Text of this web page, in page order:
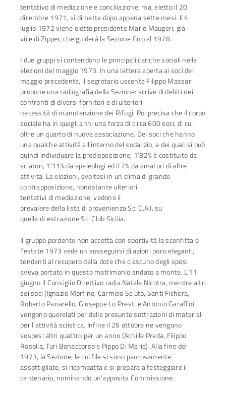
tentativo di mediazione e conciliazione, ma, eletto il 20
dicembre 1971, si dimette dopo appena sette mesi. Il 4
luglio 1972 viene eletto presidente Mario Maugeri, già
vice di Zipper, che guiderà la Sezione fino al 1978.
I due gruppi si contendono le principali cariche sociali nelle
elezioni del maggio 1973. In una lettera aperta ai soci del
maggio precedente, il segretario uscente Filippo Massari
propone una radiografia della Sezione: scrive di debiti nei
confronti di diversi fornitori e di ulteriori
necessità di manutenzione dei Rifugi. Poi precisa che il corpo
sociale ha in quegli anni una forza di circa 600 soci, di cui
oltre un quarto di nuova associazione. Dei soci che hanno
una qualche attività all’interno del sodalizio, e dei quali si può
quindi individuare la predisposizione, 1’82% è costituito da
sciatori, 1’11% da speleologi ed il 7% da amatori di altre
attività. Le elezioni, svoltesi in un clima di grande
contrapposizione, nonostante ulteriori
tentativi di mediazione, vedono il
prevalere della lista di provenienza Sci C.A.I. su
quella di estrazione Sci Club Sicilia.
Il gruppo perdente non accetta con sportività la sconfitta e
l’estate 1973 vede un susseguirsi di azioni poco eleganti,
tendenti al recupero della dote che ciascuno degli sposi
aveva portato in questo matrimonio andato a monte. L’11
giugno il Consiglio Direttivo radia Natale Nicotra, mentre altri
sei soci (Ignazio Morfino, Carmelo Sciuto, Santi Fichera,
Roberto Panarello, Giuseppe Lo Presti e Antonio Garaffo)
vengono querelati per delle presunte sottrazioni di materiali
per l’attività sciistica. Infine il 26 ottobre ne vengono
sospesi altri quattro per un anno (Achille Preda, Filippo
Rosolia, Turi Bonaccorso e Pippo Di Maria). Alla fine del
1973, la Sezione, le cui file si sono paurosamente
assottigliate, si ricompatta e si prepara a festeggiare il
centenario, nominando un’apposita Commissione.